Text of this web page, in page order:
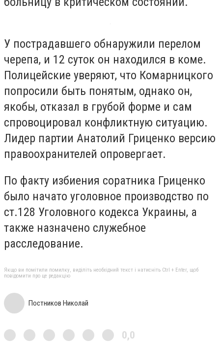
У пострадавшего обнаружили перелом
черепа, и 12 суток он находился в коме.
Полицейские уверяют, что Комарницкого
попросили быть понятым, однако он,
якобы, отказал в грубой форме и сам
спровоцировал конфликтную ситуацию.
Лидер партии Анатолий Гриценко версию
правоохранителей опровергает.
По факту избиения соратника Гриценко
было начато уголовное производство по
ст.128 Уголовного кодекса Украины, а
также назначено служебное
расследование.
Якщо ви помітили помилку, виділіть необхідний текст і натисніть Ctrl + Enter, щоб
повідомити про це редакцію
Постников Николай
0,0